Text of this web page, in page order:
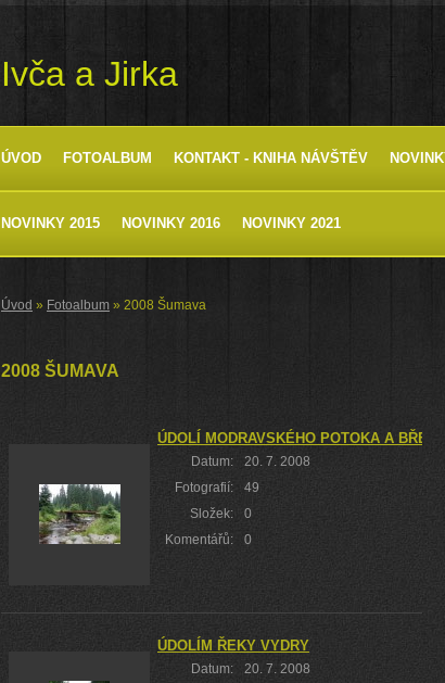
Ivča a Jirka
ÚVOD FOTOALBUM KONTAKT - KNIHA NÁVŠTĚV
NOVINKY 2015 NOVINKY 2016 NOVINKY 2021
Úvod » Fotoalbum » 2008 Šumava
2008 ŠUMAVA
ÚDOLÍ MODRAVSKÉHO POTOKA A
Datum:
20. 7. 2008
Fotografií:
49
Složek:
0
Komentářů:
0
ÚDOLÍM ŘEKY VYDRY
Datum:
20. 7. 2008